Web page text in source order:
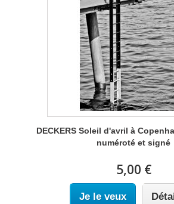
DECKERS Soleil d'avril à
numéroté et signé
5,00 €
Je le veux